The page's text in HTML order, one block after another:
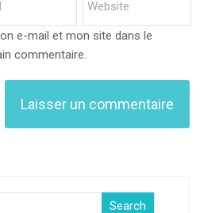
e-mail et mon site dans le
commentaire.